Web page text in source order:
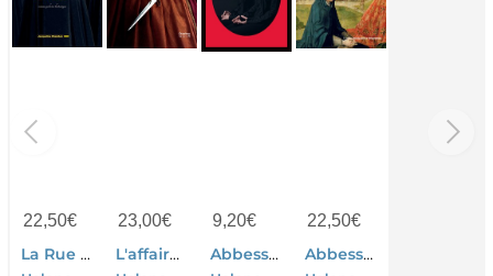
22,50€
La Rue Du Bout Du Monde
23,00€
L'affaire Chevreuse
9,20€
Abbesses
22,50€
Abbesses